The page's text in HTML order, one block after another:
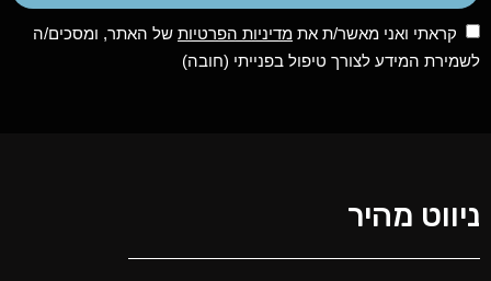
קראתי ואני מאשר/ת את מדיניות הפרטיות של האתר, ומסכים/ה
לשמירת המידע לצורך טיפול בפנייתי (חובה)
ניווט מהיר